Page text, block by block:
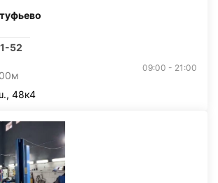
52
09:00 - 21:00
48к4